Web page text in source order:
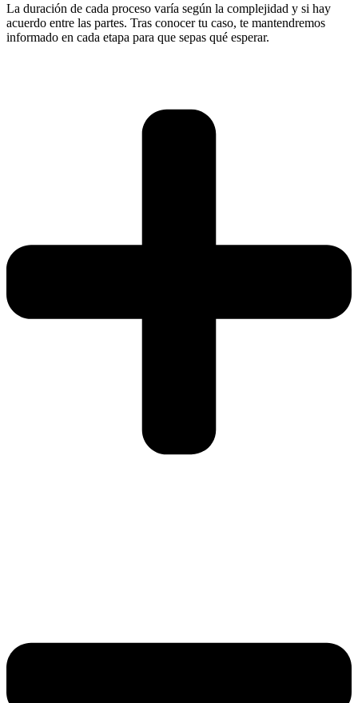
La duración de cada proceso varía según la complejidad y si hay
acuerdo entre las partes. Tras conocer tu caso, te mantendremos
informado en cada etapa para que sepas qué esperar.